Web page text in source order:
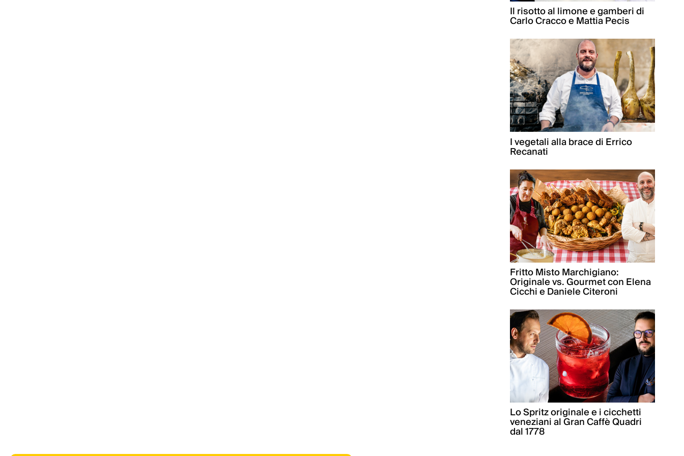
Il risotto al limone e gamberi di
Carlo Cracco e Mattia Pecis
I vegetali alla brace di Errico
Recanati
Fritto Misto Marchigiano:
Originale vs. Gourmet con Elena
Cicchi e Daniele Citeroni
Lo Spritz originale e i cicchetti
veneziani al Gran Caffè Quadri
dal 1778